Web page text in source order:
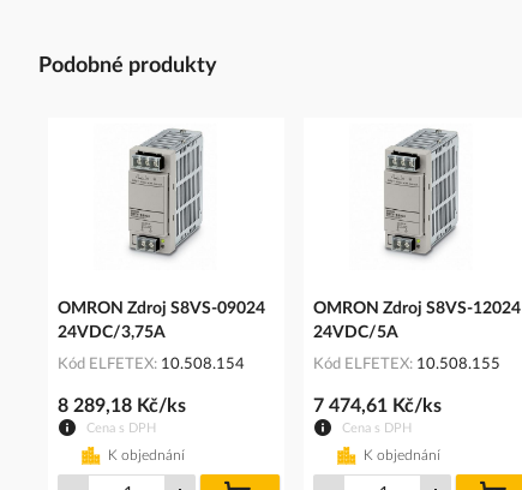
Podobné produkty
OMRON Zdroj S8VS-09024
24VDC/3,75A
Kód ELFETEX 10.508.154
Cena s DPH
8 289,18 Kč/ks
K objednání
OMRON Zdroj S8VS-12024
24VDC/5A
Kód ELFETEX 10.508.155
Cena s DPH
7 474,61 Kč/ks
K objednání